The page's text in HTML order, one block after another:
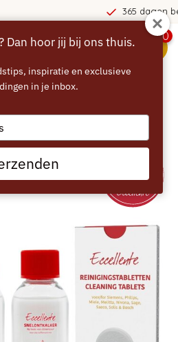
0
Dan hoor jij bij ons thuis.
inspiratie en exclusieve
in je inbox.